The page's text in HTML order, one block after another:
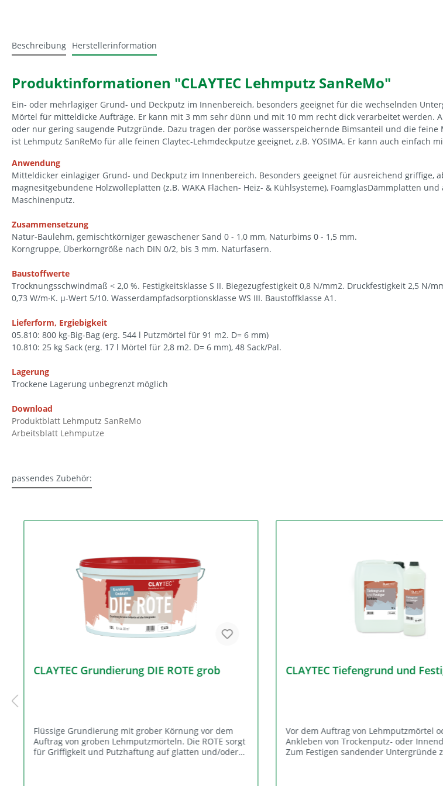
Beschreibung Herstellerinformation
Produktinformationen "CLAYTEC Lehmputz SanReMo"
Ein- oder mehrlagiger Grund- und Deckputz im Innenbereich, besonders geeignet für die wechselnden
Mörtel für mitteldicke Aufträge. Er kann mit 3 mm sehr dünn und mit 10 mm recht dick verarbeitet
oder nur gering saugende Putzgründe. Dazu tragen der poröse wasserspeichernde Bimsanteil und die
ist Lehmputz SanReMo für alle feinen Claytec-Lehmdeckputze geeignet, z.B. YOSIMA. Er kann auch einfach
Anwendung
Mitteldicker einlagiger Grund- und Deckputz im Innenbereich. Besonders geeignet für ausreichend griffige,
magnesitgebundene Holzwolleplatten (z.B. WAKA Flächen- Heiz- & Kühlsysteme), FoamglasDämmplatten
Maschinenputz.
Zusammensetzung
Natur-Baulehm, gemischtkörniger gewaschener Sand 0 - 1,0 mm, Naturbims 0 - 1,5 mm.
Korngruppe, Überkorngröße nach DIN 0/2, bis 3 mm. Naturfasern.
Baustoffwerte
Trocknungsschwindmaß < 2,0 %. Festigkeitsklasse S II. Biegezugfestigkeit 0,8 N/mm2. Druckfestigkeit 2,5
0,73 W/m∙K. µ-Wert 5/10. Wasserdampfadsorptionsklasse WS III. Baustoffklasse A1.
Lieferform, Ergiebigkeit
05.810: 800 kg-Big-Bag (erg. 544 l Putzmörtel für 91 m2. D= 6 mm)
10.810: 25 kg Sack (erg. 17 l Mörtel für 2,8 m2. D= 6 mm), 48 Sack/Pal.
Lagerung
Trockene Lagerung unbegrenzt möglich
Download
Produktblatt Lehmputz SanReMo
Arbeitsblatt Lehmputze
passendes Zubehör:
CLAYTEC Grundierung DIE ROTE grob
Flüssige Grundierung mit grober Körnung vor dem
Auftrag von groben Lehmputzmörteln. Die ROTE sorgt
für Griffigkeit und Putzhaftung auf glatten und/oder
CLAYTEC Tiefengrund und
Vor dem Auftrag von Lehmputzmörtel
Ankleben von Trockenputz- oder
Zum Festigen sandender Untergründe